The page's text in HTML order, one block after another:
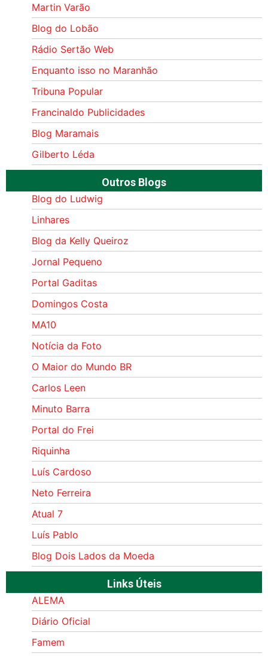
Martin Varão
Blog do Lobão
Rádio Sertão Web
Enquanto isso no Maranhão
Tribuna Popular
Francinaldo Publicidades
Blog Maramais
Gilberto Léda
Outros Blogs
Blog do Ludwig
Linhares
Blog da Kelly Queiroz
Jornal Pequeno
Portal Gaditas
Domingos Costa
MA10
Notícia da Foto
O Maior do Mundo BR
Carlos Leen
Minuto Barra
Portal do Frei
Riquinha
Luís Cardoso
Neto Ferreira
Atual 7
Luís Pablo
Blog Dois Lados da Moeda
Links Úteis
ALEMA
Diário Oficial
Famem